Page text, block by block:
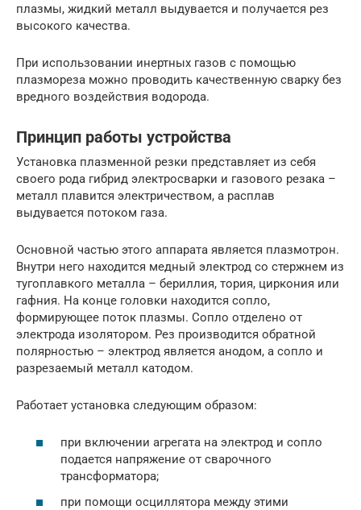
плазмы, жидкий металл выдувается и получается рез
высокого качества.
При использовании инертных газов с помощью
плазмореза можно проводить качественную сварку без
вредного воздействия водорода.
Принцип работы устройства
Установка плазменной резки представляет из себя
своего рода гибрид электросварки и газового резака –
металл плавится электричеством, а расплав
выдувается потоком газа.
Основной частью этого аппарата является плазмотрон.
Внутри него находится медный электрод со стержнем из
тугоплавкого металла – бериллия, тория, циркония или
гафния. На конце головки находится сопло,
формирующее поток плазмы. Сопло отделено от
электрода изолятором. Рез производится обратной
полярностью – электрод является анодом, а сопло и
разрезаемый металл катодом.
Работает установка следующим образом:
при включении агрегата на электрод и сопло
подается напряжение от сварочного
трансформатора;
при помощи осциллятора между этими